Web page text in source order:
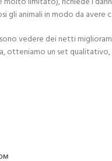
gli animali in modo da avere
vedere dei netti
otteniamo un set